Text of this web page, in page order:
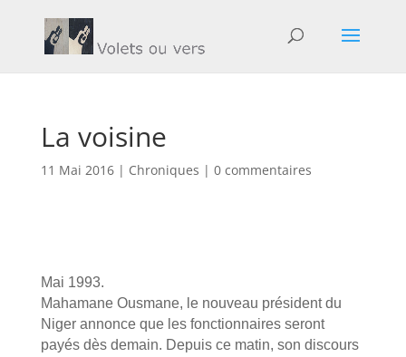
La voisine
11 Mai 2016| Chroniques | 0 commentaires
Mai 1993.
Mahamane Ousmane, le nouveau président du
Niger annonce que les fonctionnaires seront
payés dès demain. Depuis ce matin, son discours